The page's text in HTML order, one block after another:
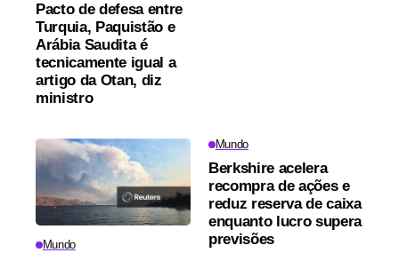
Pacto de defesa entre
Turquia, Paquistão e
Arábia Saudita é
tecnicamente igual a
artigo da Otan, diz
ministro
Mundo
Mundo
Berkshire acelera
recompra de ações e
reduz reserva de caixa
enquanto lucro supera
previsões